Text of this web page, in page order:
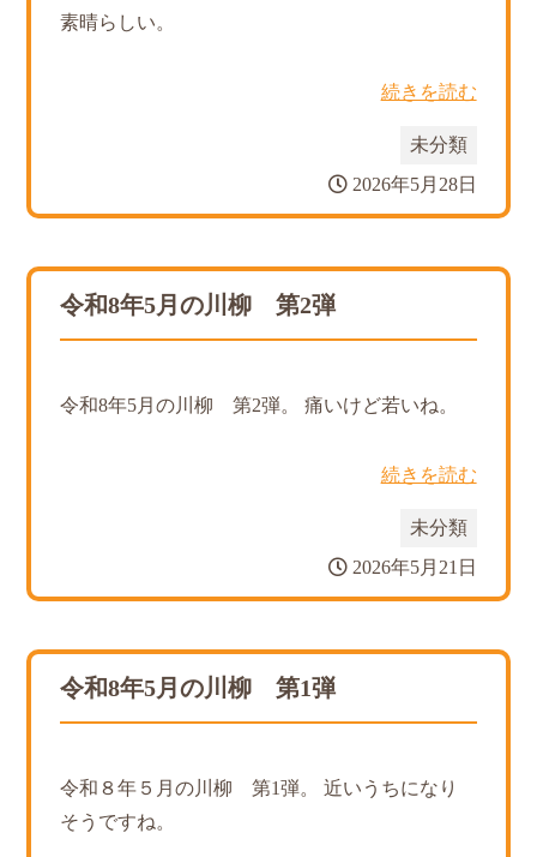
素晴らしい。
続きを読む
未分類
2026年5月28日
令和8年5月の川柳 第2弾
令和8年5月の川柳 第2弾。 痛いけど若いね。
続きを読む
未分類
2026年5月21日
令和8年5月の川柳 第1弾
令和８年５月の川柳 第1弾。 近いうちになり
そうですね。